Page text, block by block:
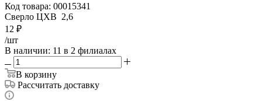
Код товара: 00015341
Сверло ЦХВ 2,6
12 ₽
/шт
В наличии: 11 в 2 филиалах
В корзину
Рассчитать доставку